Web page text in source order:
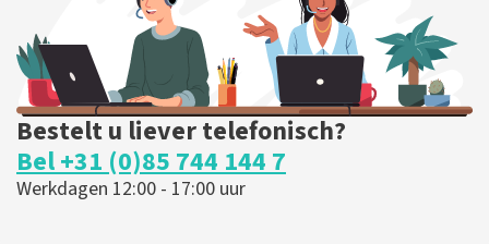
Bestelt u liever telefonisch?
Bel +31 (0)85 744 144 7
Werkdagen 12:00 - 17:00 uur